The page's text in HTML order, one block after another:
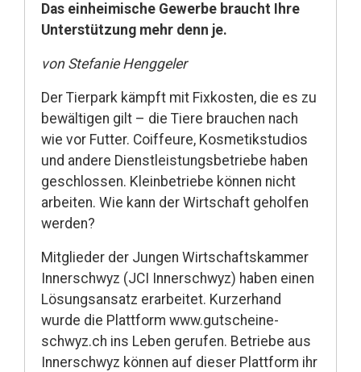
Das einheimische Gewerbe braucht Ihre
Unterstützung mehr denn je.
von Stefanie Henggeler
Der Tierpark kämpft mit Fixkosten, die es zu
bewältigen gilt – die Tiere brauchen nach
wie vor Futter. Coiffeure, Kosmetikstudios
und andere Dienstleistungsbetriebe haben
geschlossen. Kleinbetriebe können nicht
arbeiten. Wie kann der Wirtschaft geholfen
werden?
Mitglieder der Jungen Wirtschaftskammer
Innerschwyz (JCI Innerschwyz) haben einen
Lösungsansatz erarbeitet. Kurzerhand
wurde die Plattform www.gutscheine-
schwyz.ch ins Leben gerufen. Betriebe aus
Innerschwyz können auf dieser Plattform ihr